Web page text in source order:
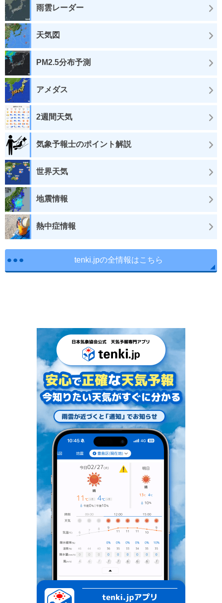
雨雲レーダー
天気図
PM2.5分布予測
アメダス
2週間天気
気象予報士のポイント解説
世界天気
地震情報
熱中症情報
tenki.jpの全情報はこちら